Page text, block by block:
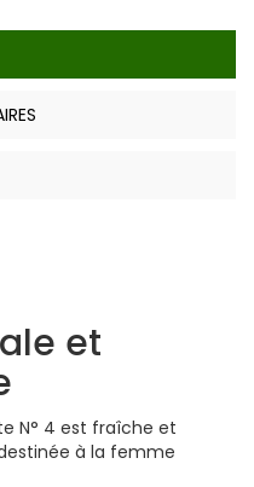
et
N° 4 est fraîche et
à la femme